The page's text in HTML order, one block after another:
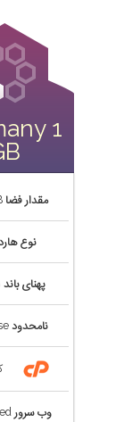
1
مقدار فضا 1024MB
نوع هارد
پهنای باند
نامحدود
وب سرور Lite Speed